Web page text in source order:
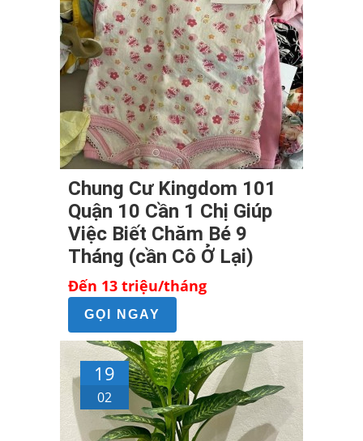
Chung Cư Kingdom 101
Quận 10 Cần 1 Chị Giúp
Việc Biết Chăm Bé 9
Tháng (cần Cô Ở Lại)
Đến 13 triệu/tháng
GỌI NGAY
19
02